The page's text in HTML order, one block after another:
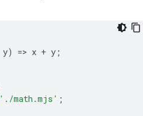
y) => x + y ;
'./math.mjs' ;